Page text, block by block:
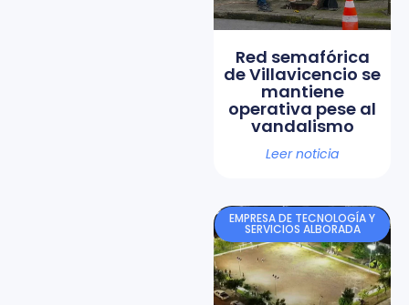
Red semafórica
de Villavicencio se
mantiene
operativa pese al
vandalismo
Leer noticia
EMPRESA DE TECNOLOGÍA Y
SERVICIOS ALBORADA